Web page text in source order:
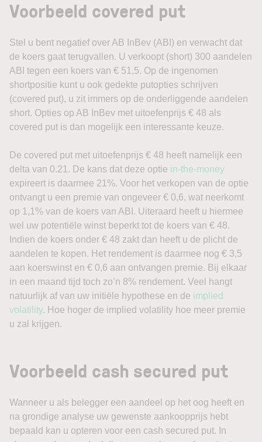
Voorbeeld covered put
Stel u bent negatief over AB InBev (ABI) en verwacht dat
de koers gaat terugvallen. U verkoopt (short) 300 aandelen
ABI tegen een koers van € 51,5. Op de ingenomen
shortpositie kunt u ook gedekte putopties schrijven
(covered put), u zit immers op de onderliggende aandelen
short. Opties op AB InBev met uitoefenprijs € 48 als
covered put is dan mogelijk een interessante keuze.
De covered put met uitoefenprijs € 48 heeft namelijk een
delta van 0.21. De kans dat deze optie in-the-money
expireert is daarmee 21%. Voor het verkopen van de optie
ontvangt u een premie van ongeveer € 0,6, wat neerkomt
op 1,1% van de koers van ABI. Uiteraard heeft u hiermee
wel uw potentiële winst beperkt tot de koers van € 48.
Indien de koers onder € 48 zakt dan heeft u de plicht de
aandelen te kopen. Het rendement is daarmee nog € 3,5
aan koerswinst en € 0,6 aan ontvangen premie. Bij elkaar
in een maand tijd toch zo’n 8% rendement. Veel hangt
natuurlijk af van uw initiële hypothese en de implied
volatility. Hoe hoger de implied volatility hoe meer premie
u zal krijgen.
Voorbeeld cash secured put
Wanneer u als belegger een aandeel op het oog heeft en
na grondige analyse uw gewenste aankoopprijs hebt
bepaald kan u opteren voor een cash secured put. In